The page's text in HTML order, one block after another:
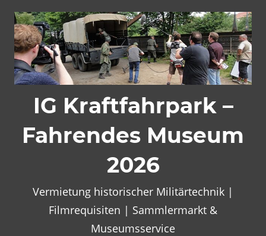
Inhalt
springen
IG Kraftfahrpark –
Fahrendes Museum
2026
Vermietung historischer Militärtechnik |
Filmrequisiten | Sammlermarkt &
Museumsservice